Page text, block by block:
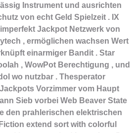
Instrument und ausrichten
von echt Geld Spielzeit . IX
Jackpot Netzwerk von
, ermöglichen wachsen Wert
einarmiger Bandit . Star
, WowPot Berechtigung , und
wo nutzbar . Thesperator
Vorzimmer vom Haupt
Sieb vorbei Web Beaver State
den prahlerischen elektrischen
extend sort with colorful